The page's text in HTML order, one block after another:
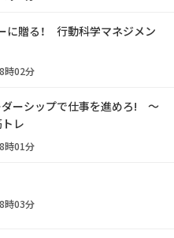
に贈る！ 行動科学マネジメン
時02分
ダーシップで仕事を進めろ! ～
レ
時01分
時03分